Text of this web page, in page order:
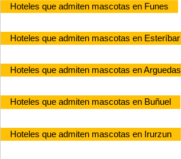
Hoteles que admiten mascotas en Funes
Hoteles que admiten mascotas en Esteríbar
Hoteles que admiten mascotas en Arguedas
Hoteles que admiten mascotas en Buñuel
Hoteles que admiten mascotas en Irurzun